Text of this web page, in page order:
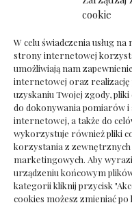
cookie
W celu świadczenia usług
strony internetowej
umożliwiają nam
internetowej oraz realizację
uzyskaniu Twojej zgody,
do dokonywania pomiarów
internetowej, a także do
wykorzystuje również pliki
korzystania z
marketingowych. Aby
urządzeniu końcowym
kategorii kliknij przycisk
cookies możesz zmieniać
Deska